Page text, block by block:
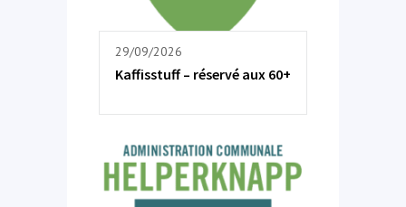
29/09/2026
Kaffisstuff – réservé aux 60+